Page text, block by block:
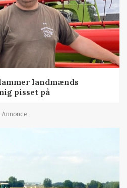
landmænds
pisset på
Annonce